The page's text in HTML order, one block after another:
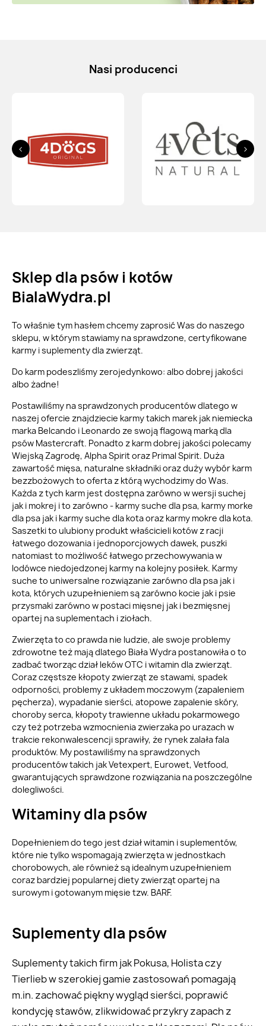
Nasi producenci
< >
Sklep dla psów i kotów
BialaWydra.pl
To właśnie tym hasłem chcemy zaprosić Was do naszego
sklepu, w którym stawiamy na sprawdzone, certyfikowane
karmy i suplementy dla zwierząt.
Do karm podeszliśmy zerojedynkowo: albo dobrej jakości
albo żadne!
Postawiliśmy na sprawdzonych producentów dlatego w
naszej ofercie znajdziecie karmy takich marek jak niemiecka
marka Belcando i Leonardo ze swoją flagową marką dla
psów Mastercraft. Ponadto z karm dobrej jakości polecamy
Wiejską Zagrodę, Alpha Spirit oraz Primal Spirit. Duża
zawartość mięsa, naturalne składniki oraz duży wybór karm
bezzbożowych to oferta z którą wychodzimy do Was.
Każda z tych karm jest dostępna zarówno w wersji suchej
jak i mokrej i to zarówno - karmy suche dla psa, karmy morke
dla psa jak i karmy suche dla kota oraz karmy mokre dla kota.
Saszetki to ulubiony produkt właścicieli kotów z racji
łatwego dozowania i jednoporcjowych dawek, puszki
natomiast to możliwość łatwego przechowywania w
lodówce niedojedzonej karmy na kolejny posiłek. Karmy
suche to uniwersalne rozwiązanie zarówno dla psa jak i
kota, których uzupełnieniem są zarówno kocie jak i psie
przysmaki zarówno w postaci mięsnej jak i bezmięsnej
opartej na suplementach i ziołach.
Zwierzęta to co prawda nie ludzie, ale swoje problemy
zdrowotne też mają dlatego Biała Wydra postanowiła o to
zadbać tworząc dział leków OTC i witamin dla zwierząt.
Coraz częstsze kłopoty zwierząt ze stawami, spadek
odporności, problemy z układem moczowym (zapaleniem
pęcherza), wypadanie sierści, atopowe zapalenie skóry,
choroby serca, kłopoty trawienne układu pokarmowego
czy też potrzeba wzmocnienia zwierzaka po urazach w
trakcie rekonwalescencji sprawiły, że rynek zalała fala
produktów. My postawiliśmy na sprawdzonych
producentów takich jak Vetexpert, Eurowet, Vetfood,
gwarantujących sprawdzone rozwiązania na poszczególne
dolegliwości.
Witaminy dla psów
Dopełnieniem do tego jest dział witamin i suplementów,
które nie tylko wspomagają zwierzęta w jednostkach
chorobowych, ale również są idealnym uzupełnieniem
coraz bardziej popularnej diety zwierząt opartej na
surowym i gotowanym mięsie tzw. BARF.
Suplementy dla psów
Suplementy takich firm jak Pokusa, Holista czy
Tierlieb w szerokiej gamie zastosowań pomagają
m.in. zachować piękny wygląd sierści, poprawić
kondycję stawów, zlikwidować przykry zapach z